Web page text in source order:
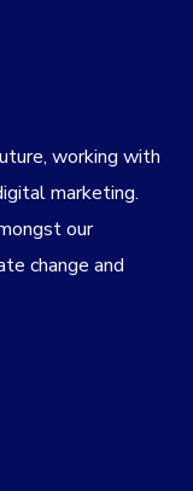
working with
marketing.
our
change and